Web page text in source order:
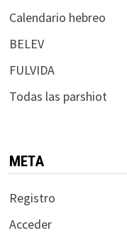
Calendario hebreo
BELEV
FULVIDA
Todas las parshiot
META
Registro
Acceder